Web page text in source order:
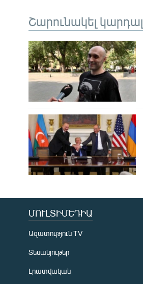
Շարունակել կարդալ
ՄՈՒԼՏԻՄԵԴԻԱ
Ազատություն TV
Տեսանյութեր
Լրատվական